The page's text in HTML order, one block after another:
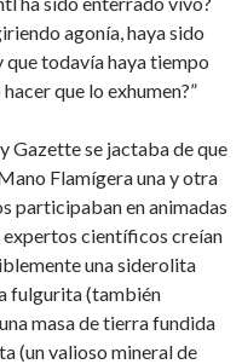
agonía, haya sido
que todavía haya tiempo
que lo exhumen?”
Gazette se jactaba de que
Flamígera una y otra
participaban en animadas
expertos científicos creían
una siderolita
fulgurita (también
masa de tierra fundida
(un valioso mineral de